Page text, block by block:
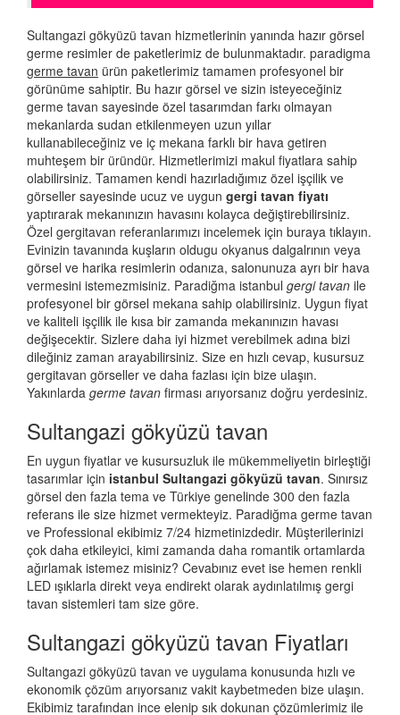
Sultangazi gökyüzü tavan hizmetlerinin yanında hazır görsel
germe resimler de paketlerimiz de bulunmaktadır. paradigma
germe tavan ürün paketlerimiz tamamen profesyonel bir
görünüme sahiptir. Bu hazır görsel ve sizin isteyeceğiniz
germe tavan sayesinde özel tasarımdan farkı olmayan
mekanlarda sudan etkilenmeyen uzun yıllar
kullanabileceğiniz ve iç mekana farklı bir hava getiren
muhteşem bir üründür. Hizmetlerimizi makul fiyatlara sahip
olabilirsiniz. Tamamen kendi hazırladığımız özel işçilik ve
görseller sayesinde ucuz ve uygun gergi tavan fiyatı
yaptırarak mekanınızın havasını kolayca değiştirebilirsiniz.
Özel gergitavan referanlarımızı incelemek için buraya tıklayın.
Evinizin tavanında kuşların oldugu okyanus dalgalrının veya
görsel ve harika resimlerin odanıza, salonunuza ayrı bir hava
vermesini istemezmisiniz. Paradiğma istanbul gergi tavan ile
profesyonel bir görsel mekana sahip olabilirsiniz. Uygun fiyat
ve kaliteli işçilik ile kısa bir zamanda mekanınızın havası
değişecektir. Sizlere daha iyi hizmet verebilmek adına bizi
dileğiniz zaman arayabilirsiniz. Size en hızlı cevap, kusursuz
gergitavan görseller ve daha fazlası için bize ulaşın.
Yakınlarda germe tavan firması arıyorsanız doğru yerdesiniz.
Sultangazi gökyüzü tavan
En uygun fiyatlar ve kusursuzluk ile mükemmeliyetin birleştiği
tasarımlar için istanbul Sultangazi gökyüzü tavan. Sınırsız
görsel den fazla tema ve Türkiye genelinde 300 den fazla
referans ile size hizmet vermekteyiz. Paradiğma germe tavan
ve Professional ekibimiz 7/24 hizmetinizdedir. Müşterilerinizi
çok daha etkileyici, kimi zamanda daha romantik ortamlarda
ağırlamak istemez misiniz? Cevabınız evet ise hemen renkli
LED ışıklarla direkt veya endirekt olarak aydınlatılmış gergi
tavan sistemleri tam size göre.
Sultangazi gökyüzü tavan Fiyatları
Sultangazi gökyüzü tavan ve uygulama konusunda hızlı ve
ekonomik çözüm arıyorsanız vakit kaybetmeden bize ulaşın.
Ekibimiz tarafından ince elenip sık dokunan çözümlerimiz ile